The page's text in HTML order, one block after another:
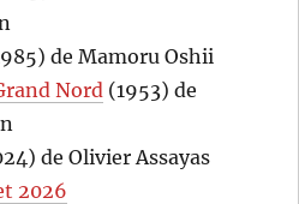
de Mamoru Oshii
Nord (1953) de
de Olivier Assayas
2026